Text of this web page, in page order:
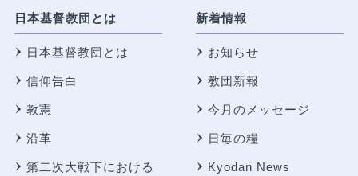
日本基督教団とは
日本基督教団とは
信仰告白
教憲
沿革
第二次大戦下における
新着情報
お知らせ
教団新報
今月のメッセージ
日毎の糧
Kyodan News